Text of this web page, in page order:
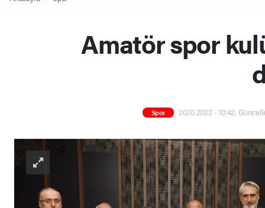
Amatör spor
Spor 20.10.2022 - 10:42,